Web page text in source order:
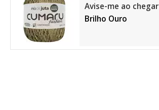
Avise-me ao chegar
Brilho Ouro